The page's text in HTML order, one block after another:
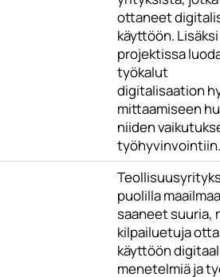
ottaneet
käyttöön. Lisäksi
projektissa
työkalut
digitalisaation
mittaamiseen
niiden
työhyvinvointiin.
puolilla
saaneet suuria,
kilpailuetuja
käyttöön
menetelmiä ja